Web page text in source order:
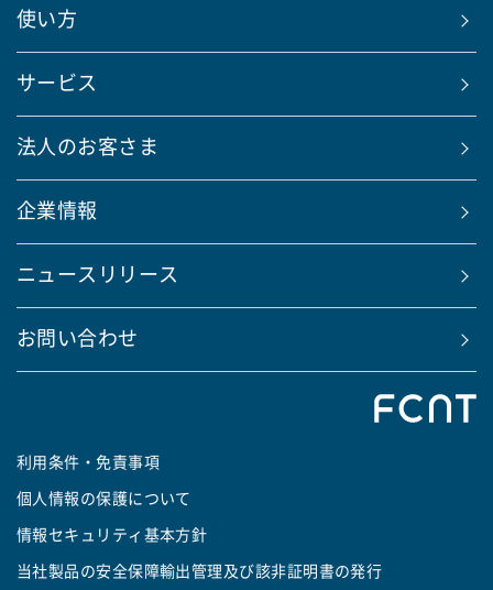
使い方
サービス
法人のお客さま
企業情報
ニュースリリース
お問い合わせ
利用条件・免責事項
個人情報の保護について
情報セキュリティ基本方針
当社製品の安全保障輸出管理及び該非証明書の発行